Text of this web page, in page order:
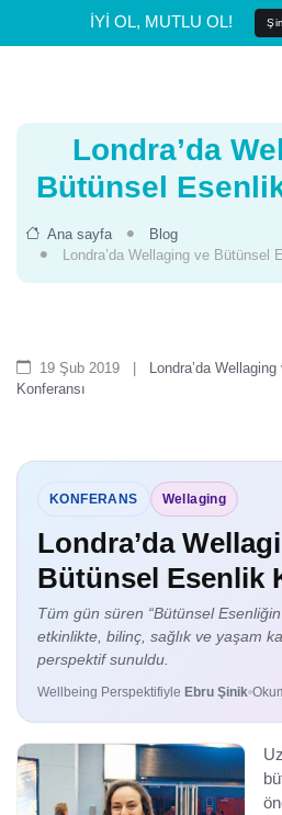
İYİ OL, MUTLU OL!
Londra’da
Bütünsel
Ana sayfa
Blog
Londra’da Wellaging ve Bütünsel
19 Şub 2019
Londra’da
Konferansı
KONFERANS Wellaging
Londra’da
Bütünsel Esenlik
Tüm gün süren “Bütünsel Esenliğin
etkinlikte, bilinç, sağlık ve yaşam
perspektif sunuldu.
Wellbeing Perspektifiyle Ebru Şinik